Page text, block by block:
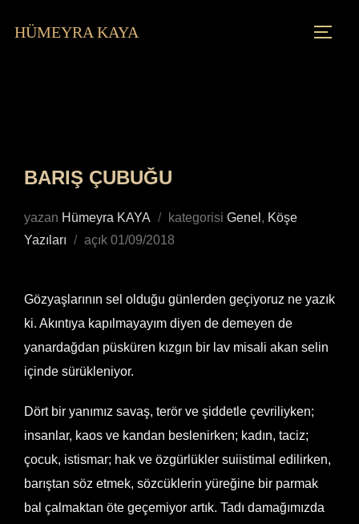
HÜMEYRA KAYA
BARIŞ ÇUBUĞU
yazan Hümeyra KAYA kategorisi Genel , Köşe
Yazıları
açık 01/09/2018
Gözyaşlarının sel olduğu günlerden geçiyoruz ne yazık
ki. Akıntıya kapılmayayım diyen de demeyen de
yanardağdan püsküren kızgın bir lav misali akan selin
içinde sürükleniyor.
Dört bir yanımız savaş, terör ve şiddetle çevriliyken;
insanlar, kaos ve kandan beslenirken; kadın, taciz;
çocuk, istismar; hak ve özgürlükler suiistimal edilirken,
barıştan söz etmek, sözcüklerin yüreğine bir parmak
bal çalmaktan öte geçemiyor artık. Tadı damağımızda